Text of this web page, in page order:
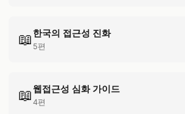
📖 한국의 접근성 진화
5편
📖 웹접근성 심화 가이드
4편